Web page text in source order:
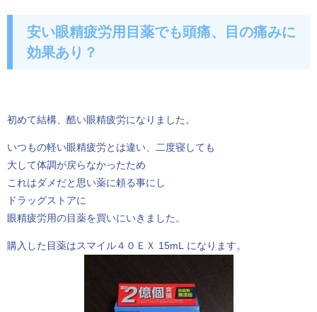
安い眼精疲労用目薬でも頭痛、目の痛みに
効果あり？
初めて結構、酷い眼精疲労になりました。
いつもの軽い眼精疲労とは違い、二度寝しても
大して体調が戻らなかったため
これはダメだと思い薬に頼る事にし
ドラッグストアに
眼精疲労用の目薬を買いにいきました。
購入した目薬はスマイル４０ＥＸ 15mL になります。